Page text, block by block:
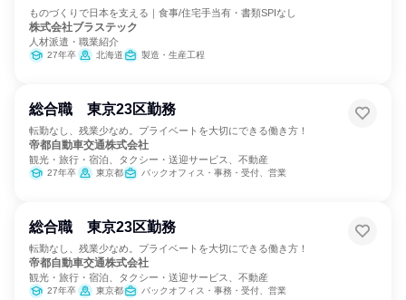
ものづくりで日本を支える｜食事/住宅手当有・書類SPIなし
株式会社ブラステック
人材派遣・職業紹介
27年卒 北海道 製造・生産工程
総合職 東京23区勤務
転勤なし、残業少なめ。プライベートを大切にできる働き方！
帝都自動車交通株式会社
観光・旅行・宿泊、タクシー・送迎サービス、不動産
27年卒 東京都 バックオフィス・事務・受付、営業
総合職 東京23区勤務
転勤なし、残業少なめ。プライベートを大切にできる働き方！
帝都自動車交通株式会社
観光・旅行・宿泊、タクシー・送迎サービス、不動産
27年卒 東京都 バックオフィス・事務・受付、営業